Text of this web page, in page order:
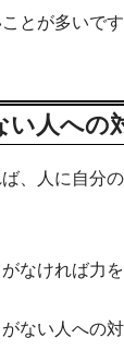
とが多いです
い人への
、人に自分
なければ力
ない人への